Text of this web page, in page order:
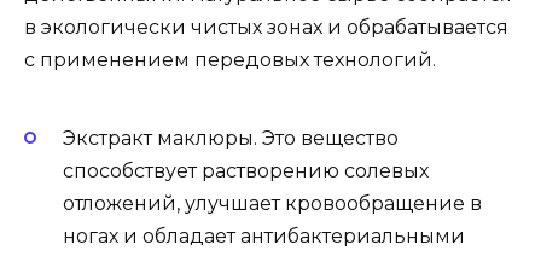
в экологически чистых зонах и обрабатывается
с применением передовых технологий.
Экстракт маклюры. Это вещество
способствует растворению солевых
отложений, улучшает кровообращение в
ногах и обладает антибактериальными